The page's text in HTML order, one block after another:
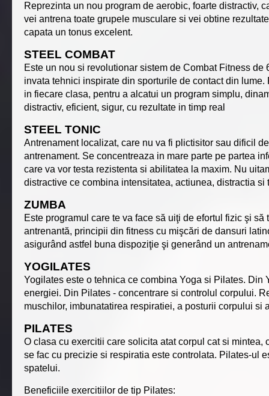
Reprezinta un nou program de aerobic, foarte distractiv,
vei antrena toate grupele musculare si vei obtine
capata un tonus excelent.
STEEL COMBAT
Este un nou si revolutionar sistem de Combat Fitness
invata tehnici inspirate din sporturile de contact din
in fiecare clasa, pentru a alcatui un program simplu,
distractiv, eficient, sigur, cu rezultate in timp real
STEEL TONIC
Antrenament localizat, care nu va fi plictisitor sau dificil
antrenament. Se concentreaza in mare parte pe partea
care va vor testa rezistenta si abilitatea la maxim. Nu
distractive ce combina intensitatea, actiunea, distractia si
ZUMBA
Este programul care te va face să uiţi de efortul fizic şi
antrenantă, principii din fitness cu mişcări de dansuri
asigurând astfel buna dispoziţie şi generând un
YOGILATES
Yogilates este o tehnica ce combina Yoga si Pilates.
energiei. Din Pilates - concentrare si controlul corpului.
muschilor, imbunatatirea respiratiei, a posturii corpului si
PILATES
O clasa cu exercitii care solicita atat corpul cat si
se fac cu precizie si respiratia este controlata. Pilates-ul
spatelui.
Beneficiile exercitiilor de tip Pilates: